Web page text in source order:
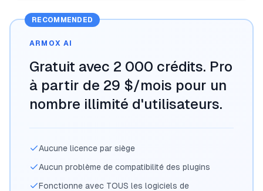
RECOMMENDED
ARMOX AI
Gratuit avec 2 000 crédits. Pro
à partir de 29 $/mois pour un
nombre illimité d'utilisateurs.
Aucune licence par siège
Aucun problème de compatibilité des plugins
Fonctionne avec TOUS les logiciels de